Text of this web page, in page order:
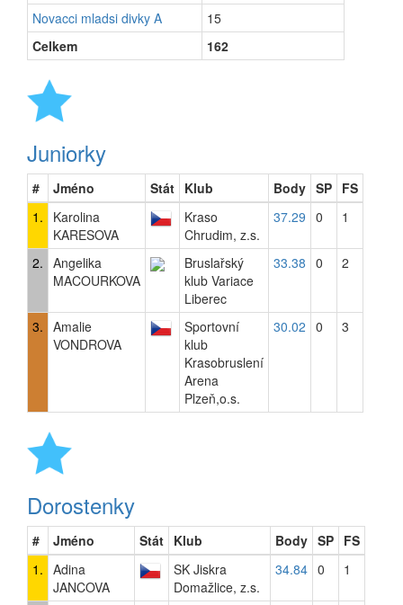
Novacci mladsi divky A
15
Celkem
162
Juniorky
# Jméno Stát Klub Body SP FS
1.
Karolina
KARESOVA
Kraso
Chrudim, z.s.
37.29 0 1
2. Angelika
MACOURKOVA
Bruslařský
klub Variace
Liberec
33.38 0 2
3. Amalie
VONDROVA
Sportovní
klub
Krasobruslení
Arena
Plzeň,o.s.
30.02 0 3
Dorostenky
# Jméno Stát Klub Body SP FS
1. Adina
JANCOVA
SK Jiskra
Domažlice, z.s.
34.84 0 1